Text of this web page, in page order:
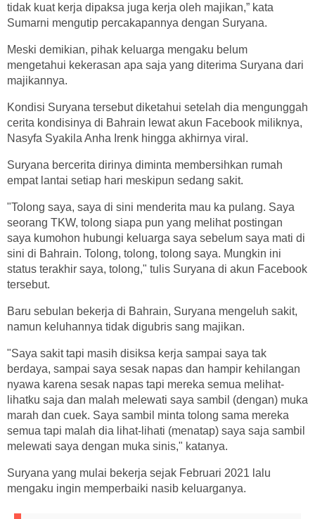
tidak kuat kerja dipaksa juga kerja oleh majikan,” kata
Sumarni mengutip percakapannya dengan Suryana.
Meski demikian, pihak keluarga mengaku belum
mengetahui kekerasan apa saja yang diterima Suryana dari
majikannya.
Kondisi Suryana tersebut diketahui setelah dia mengunggah
cerita kondisinya di Bahrain lewat akun Facebook miliknya,
Nasyfa Syakila Anha Irenk hingga akhirnya viral.
Suryana bercerita dirinya diminta membersihkan rumah
empat lantai setiap hari meskipun sedang sakit.
"Tolong saya, saya di sini menderita mau ka pulang. Saya
seorang TKW, tolong siapa pun yang melihat postingan
saya kumohon hubungi keluarga saya sebelum saya mati di
sini di Bahrain. Tolong, tolong, tolong saya. Mungkin ini
status terakhir saya, tolong," tulis Suryana di akun Facebook
tersebut.
Baru sebulan bekerja di Bahrain, Suryana mengeluh sakit,
namun keluhannya tidak digubris sang majikan.
"Saya sakit tapi masih disiksa kerja sampai saya tak
berdaya, sampai saya sesak napas dan hampir kehilangan
nyawa karena sesak napas tapi mereka semua melihat-
lihatku saja dan malah melewati saya sambil (dengan) muka
marah dan cuek. Saya sambil minta tolong sama mereka
semua tapi malah dia lihat-lihati (menatap) saya saja sambil
melewati saya dengan muka sinis," katanya.
Suryana yang mulai bekerja sejak Februari 2021 lalu
mengaku ingin memperbaiki nasib keluarganya.